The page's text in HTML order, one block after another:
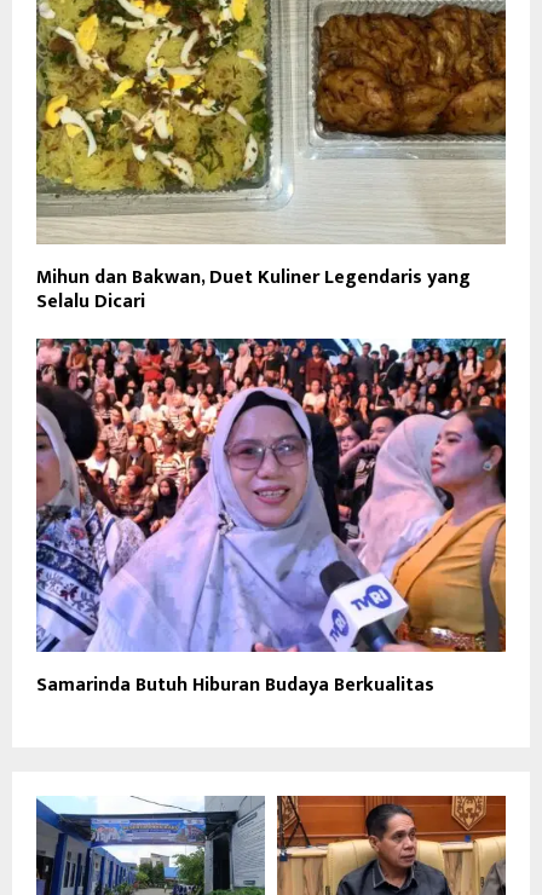
Mihun dan Bakwan, Duet Kuliner Legendaris yang
Selalu Dicari
Samarinda Butuh Hiburan Budaya Berkualitas